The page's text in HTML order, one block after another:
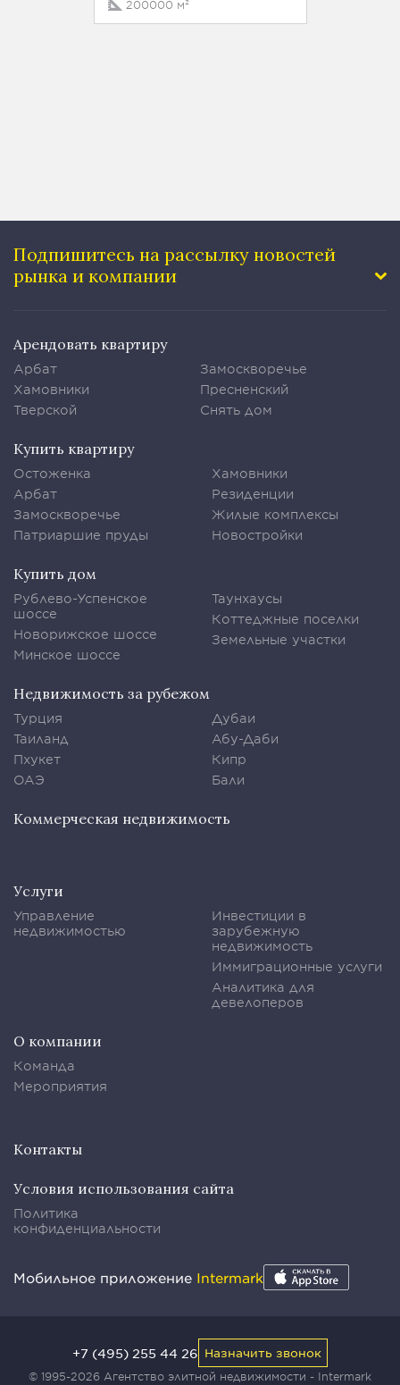
200000 м²
Подпишитесь на рассылку новостей
рынка и компании
Арендовать квартиру
Арбат
Хамовники
Тверской
Замоскворечье
Пресненский
Снять дом
Купить квартиру
Остоженка
Арбат
Замоскворечье
Патриаршие пруды
Хамовники
Резиденции
Жилые комплексы
Новостройки
Купить дом
Рублево-Успенское
шоссе
Новорижское шоссе
Минское шоссе
Таунхаусы
Коттеджные поселки
Земельные участки
Недвижимость за рубежом
Турция
Таиланд
Пхукет
ОАЭ
Дубаи
Абу-Даби
Кипр
Бали
Коммерческая недвижимость
Услуги
Управление
недвижимостью
Инвестиции в
зарубежную
недвижимость
Иммиграционные услуги
Аналитика для
девелоперов
О компании
Команда
Мероприятия
Контакты
Условия использования сайта
Политика
конфиденциальности
Мобильное приложение Intermark
© 1995-2026 Агентство элитной недвижимости - Intermark
+7 (495) 255 44 26 Назначить звонок